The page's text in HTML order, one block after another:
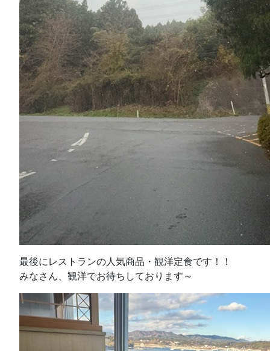
最後にレストランの人気商品・観洋定食です！！
みなさん、観洋でお待ちしております～